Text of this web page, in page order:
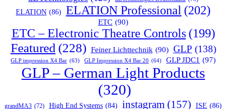
ELATION (86) ELATION Professional (202)
ETC (90)
ETC – Electronic Theatre Controls (199)
Featured (228) Feiner Lichttechnik (90) GLP (138)
GLP impression X4 Bar (63) GLP Impression X4 Bar 20 (64) GLP JDC1 (97)
GLP – German Light Products
(320)
grandMA3 (72) High End Systems (84) instagram (157) ISE (86)